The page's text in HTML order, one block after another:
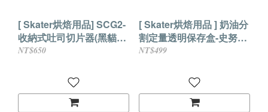
[ Skater烘焙用品] SCG2-
收納式吐司切片器(黑貓造
型)
NT$650
[ Skater烘焙用品 ] 奶油分
割定量透明保存盒-史努比
(附匙叉)
NT$499